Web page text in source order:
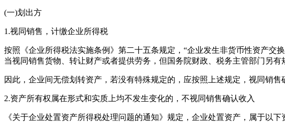
(一)划出方
1.视同销售，计缴企业所得税
按照《企业所得税法实施条例》第二十五条规定，“企业发生非货币性资产
当视同销售货物、转让财产或者提供劳务，但国务院财政、税务主管部门另有
因此，企业间无偿划转资产，若没有特殊规定的，应按照上述规定，视同销售
2.资产所有权属在形式和实质上均不发生变化的，不视同销售确认收入
《关于企业处置资产所得税处理问题的通知》规定，企业处置资产，属于以